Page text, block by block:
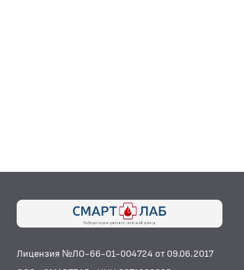
Лицензия №ЛО-66-01-004724 от 09.06.2017